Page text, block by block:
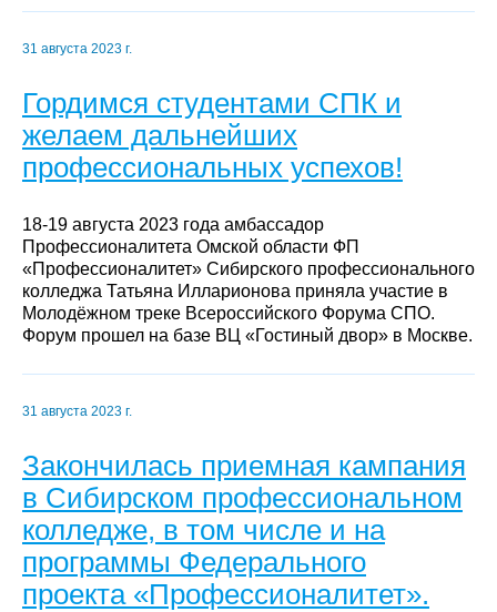
31 августа 2023 г.
Гордимся студентами СПК и
желаем дальнейших
профессиональных успехов!
18-19 августа 2023 года амбассадор
Профессионалитета Омской области ФП
«Профессионалитет» Сибирского профессионального
колледжа Татьяна Илларионова приняла участие в
Молодёжном треке Всероссийского Форума СПО.
Форум прошел на базе ВЦ «Гостиный двор» в Москве.
31 августа 2023 г.
Закончилась приемная кампания
в Сибирском профессиональном
колледже, в том числе и на
программы Федерального
проекта «Профессионалитет».